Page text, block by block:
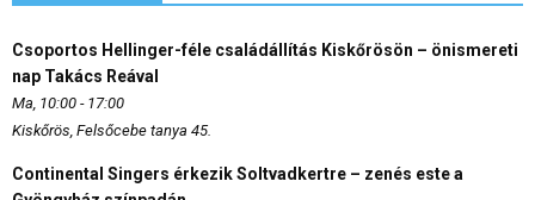
Csoportos Hellinger-féle családállítás Kiskőrösön – önismereti
nap Takács Reával
Ma, 10:00 - 17:00
Kiskőrös, Felsőcebe tanya 45.
Continental Singers érkezik Soltvadkertre – zenés este a